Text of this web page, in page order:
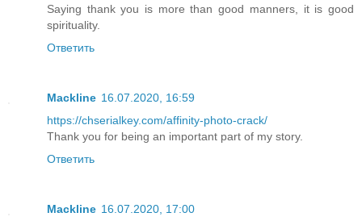
Saying thank you is more than good manners, it is good
spirituality.
Ответить
Mackline 16.07.2020, 16:59
https://chserialkey.com/affinity-photo-crack/
Thank you for being an important part of my story.
Ответить
Mackline 16.07.2020, 17:00